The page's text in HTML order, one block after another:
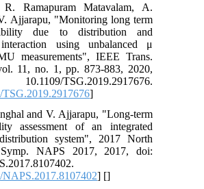
Ramapuram Matavalam, A.
V. Ajjarapu, "Monitoring long term
due to distribution and
interaction using unbalanced μ
measurements", IEEE Trans.
vol. 11, no. 1, pp. 873-883, 2020,
TSG.2019.2917676.
TSG.2019.2917676
and V. Ajjarapu, "Long-term
assessment of an integrated
distribution system", 2017 North
Symp. NAPS 2017, 2017, doi:
NAPS.2017.8107402] [